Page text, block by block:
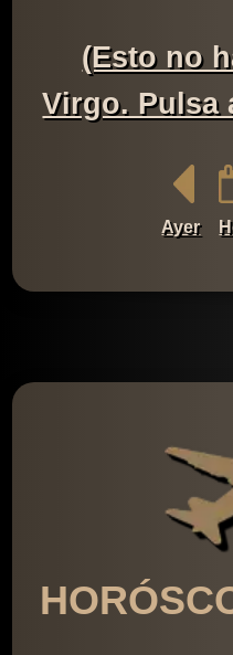
(Esto no
Virgo. Pulsa
Ayer